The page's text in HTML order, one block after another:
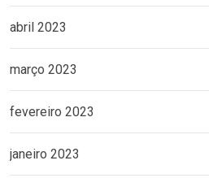
abril 2023
março 2023
fevereiro 2023
janeiro 2023